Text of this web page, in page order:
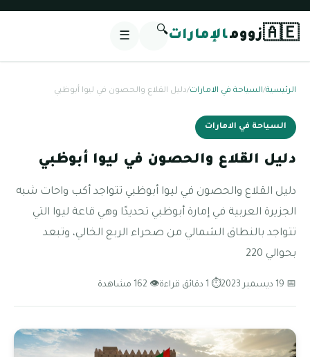
🇦🇪زوومالإمارات🔍
☰
الرئيسية/السياحة في الامارات/دليل القلاع والحصون في ليوا أبوظبي
السياحة في الامارات
دليل القلاع والحصون في ليوا أبوظبي
دليل القلاع والحصون في ليوا أبوظبي تتواجد أكب واحات شبه
الجزيرة العربية في إمارة أبوظبي تحديدًا وهي قاعة ليوا التي
تتواجد بالنطاق الشمالي من صحراء الربع الخالي، وتبعد
بحوالي 220
📅 19 ديسمبر 2023 ⏱ 1 دقائق قراءة 👁 162 مشاهدة